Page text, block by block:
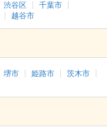
渋谷区
千葉市
越谷市
堺市 姫路市
茨木市